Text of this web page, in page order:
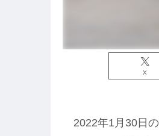
X
2022年1月30日